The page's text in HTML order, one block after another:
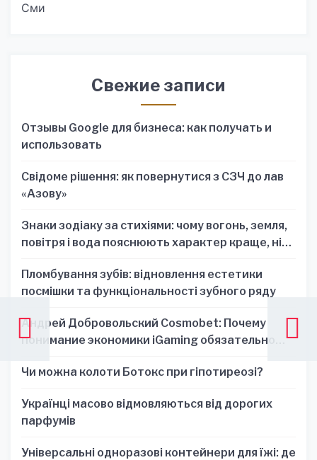
Сми
Свежие записи
Отзывы Google для бизнеса: как получать и
использовать
Свідоме рішення: як повернутися з СЗЧ до лав
«Азову»
Знаки зодіаку за стихіями: чому вогонь, земля,
повітря і вода пояснюють характер краще, ніж
Пломбування зубів: відновлення естетики
посмішки та функціональності зубного ряду
Андрей Добровольский Cosmobet: Почему
понимание экономики iGaming обязательно
Чи можна колоти Ботокс при гіпотиреозі?
Українці масово відмовляються від дорогих
парфумів
Універсальні одноразові контейнери для їжі: де